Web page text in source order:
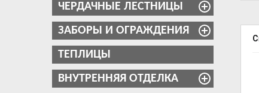
ЧЕРДАЧНЫЕ ЛЕСТНИЦЫ
ЗАБОРЫ И ОГРАЖДЕНИЯ
ТЕПЛИЦЫ
ВНУТРЕННЯЯ ОТДЕЛКА